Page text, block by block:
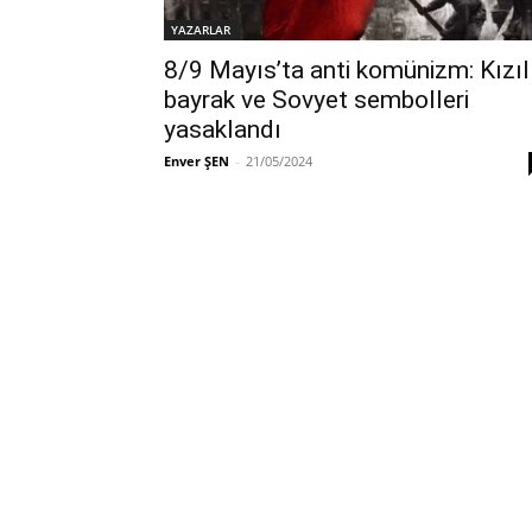
YAZARLAR
8/9 Mayıs’ta anti komünizm: Kızıl
bayrak ve Sovyet sembolleri
yasaklandı
Enver ŞEN - 21/05/2024